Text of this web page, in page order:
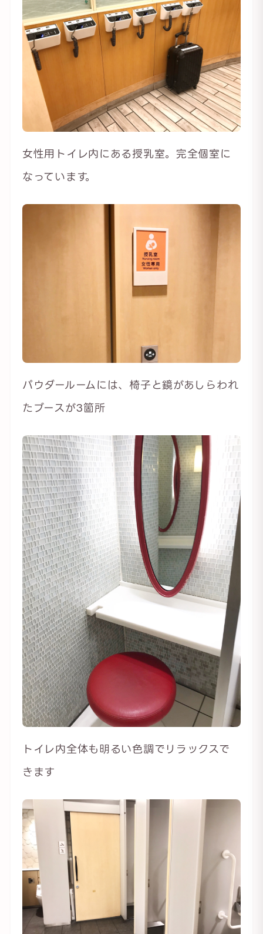
女性用トイレ内にある授乳室。完全個室に
なっています。
パウダールームには、椅子と鏡があしらわれ
たブースが3箇所
トイレ内全体も明るい色調でリラックスで
きます